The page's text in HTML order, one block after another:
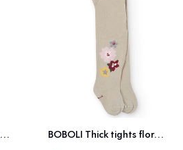
BOBOLI Thick tights lurex for girl -BCI - 722023 BOBOLI Thick tights floral for baby girl -BCI - 702133